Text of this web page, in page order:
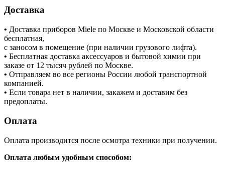
Доставка
• Доставка приборов Miele по Москве и Московской области
бесплатная,
с заносом в помещение (при наличии грузового лифта).
• Бесплатная доставка аксессуаров и бытовой химии при
заказе от 12 тысяч рублей по Москве.
• Отправляем во все регионы России любой транспортной
компанией.
• Если товара нет в наличии, закажем и доставим без
предоплаты.
Оплата
Оплата производится после осмотра техники при получении.
Оплата любым удобным способом: